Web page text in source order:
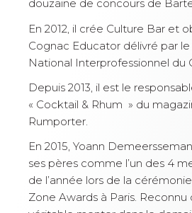
douzaine de concours de
En 2012, il crée Culture Bar et
Cognac Educator délivré par
National Interprofessionnel du
Depuis 2013, il est le
« Cocktail & Rhum » du
Rumporter.
En 2015, Yoann
ses pères comme l’un des 4
de l’année lors de la
Zone Awards à Paris.